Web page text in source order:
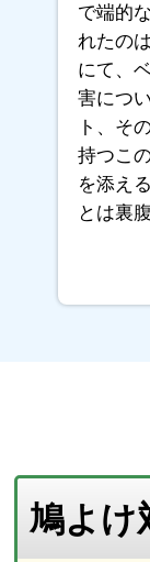
で端的
れたの
にて、
害につ
ト、そ
持つこ
を添え
とは裏
鳩よけ